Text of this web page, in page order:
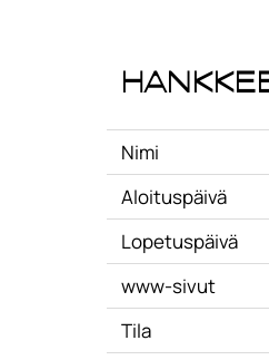
Nimi
Aloituspäivä
Lopetuspäivä
www-sivut
Tila